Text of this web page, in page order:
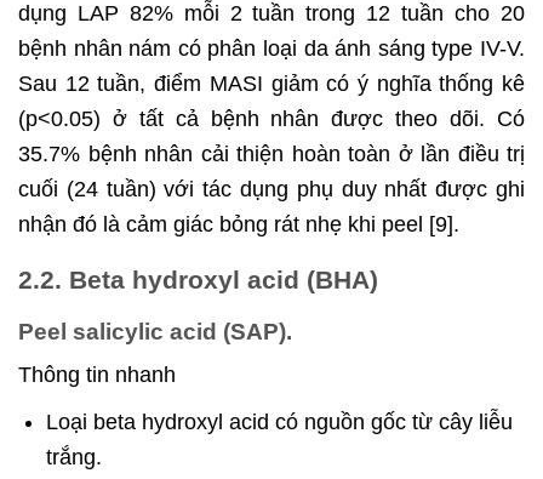
dụng LAP 82% mỗi 2 tuần trong 12 tuần cho 20
bệnh nhân nám có phân loại da ánh sáng type IV-V.
Sau 12 tuần, điểm MASI giảm có ý nghĩa thống kê
(p<0.05) ở tất cả bệnh nhân được theo dõi. Có
35.7% bệnh nhân cải thiện hoàn toàn ở lần điều trị
cuối (24 tuần) với tác dụng phụ duy nhất được ghi
nhận đó là cảm giác bỏng rát nhẹ khi peel [9].
2.2. Beta hydroxyl acid (BHA)
Peel salicylic acid (SAP).
Thông tin nhanh
Loại beta hydroxyl acid có nguồn gốc từ cây liễu
trắng.